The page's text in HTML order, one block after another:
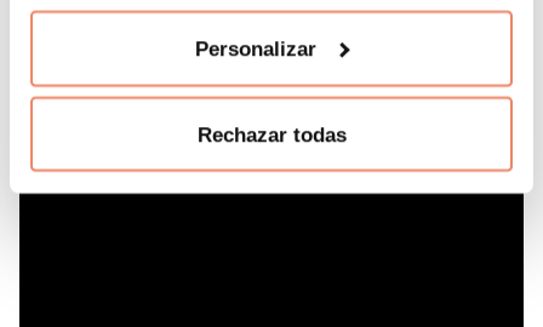
Personalizar
Rechazar todas